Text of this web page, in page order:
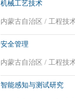
机械工艺技术
内蒙古自治区 / 工程技
安全管理
内蒙古自治区 / 工程技
智能感知与测试研究